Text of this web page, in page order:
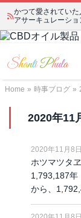
かつて愛されてい
アサーキュレーシ
Home » 時事ブログ »
2020年11
2020年11月8
ホツマツタ
1,793,187年
から、